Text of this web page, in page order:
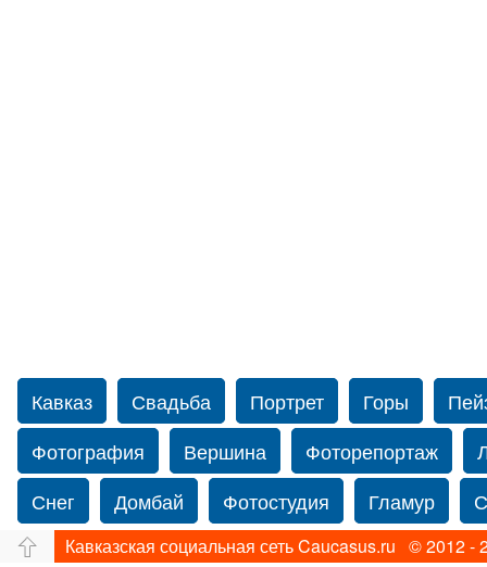
Кавказ Свадьба Портрет Горы
Фотография
Вершина Фоторепортаж
Снег
Домбай Фотостудия Гламур
Путешествие
Перевал Ущелье
Кавказская социальная сеть Caucasus.ru © 2012 -